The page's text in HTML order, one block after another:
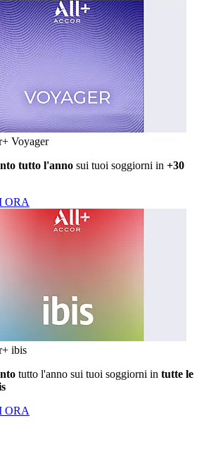
Voyager
tutto l'anno sui tuoi soggiorni in +30
ORA
ibis
tutto l'anno sui tuoi soggiorni in tutte le
ORA